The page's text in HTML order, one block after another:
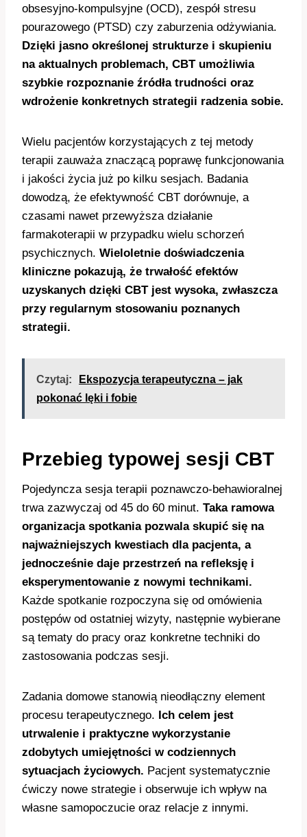
obsesyjno-kompulsyjne (OCD), zespół stresu
pourazowego (PTSD) czy zaburzenia odżywiania.
Dzięki jasno określonej strukturze i skupieniu
na aktualnych problemach, CBT umożliwia
szybkie rozpoznanie źródła trudności oraz
wdrożenie konkretnych strategii radzenia sobie.
Wielu pacjentów korzystających z tej metody
terapii zauważa znaczącą poprawę funkcjonowania
i jakości życia już po kilku sesjach. Badania
dowodzą, że efektywność CBT dorównuje, a
czasami nawet przewyższa działanie
farmakoterapii w przypadku wielu schorzeń
psychicznych. Wieloletnie doświadczenia
kliniczne pokazują, że trwałość efektów
uzyskanych dzięki CBT jest wysoka, zwłaszcza
przy regularnym stosowaniu poznanych
strategii.
Czytaj:
Ekspozycja terapeutyczna – jak
pokonać lęki i fobie
Przebieg typowej sesji CBT
Pojedyncza sesja terapii poznawczo-behawioralnej
trwa zazwyczaj od 45 do 60 minut. Taka ramowa
organizacja spotkania pozwala skupić się na
najważniejszych kwestiach dla pacjenta, a
jednocześnie daje przestrzeń na refleksję i
eksperymentowanie z nowymi technikami.
Każde spotkanie rozpoczyna się od omówienia
postępów od ostatniej wizyty, następnie wybierane
są tematy do pracy oraz konkretne techniki do
zastosowania podczas sesji.
Zadania domowe stanowią nieodłączny element
procesu terapeutycznego. Ich celem jest
utrwalenie i praktyczne wykorzystanie
zdobytych umiejętności w codziennych
sytuacjach życiowych. Pacjent systematycznie
ćwiczy nowe strategie i obserwuje ich wpływ na
własne samopoczucie oraz relacje z innymi.